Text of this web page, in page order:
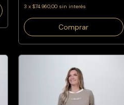
3 x $74.960,00 sin interés
Comprar